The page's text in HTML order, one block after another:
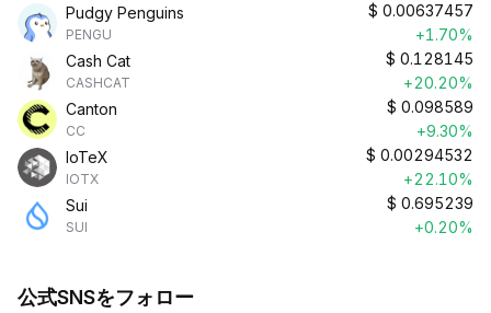
Pudgy Penguins
PENGU
$ 0.00637457
+1.70%
Cash Cat
CASHCAT
$ 0.128145
+20.20%
Canton
CC
$ 0.098589
+9.30%
IoTeX
IOTX
$ 0.00294532
+22.10%
Sui
SUI
$ 0.695239
+0.20%
公式SNSをフォロー